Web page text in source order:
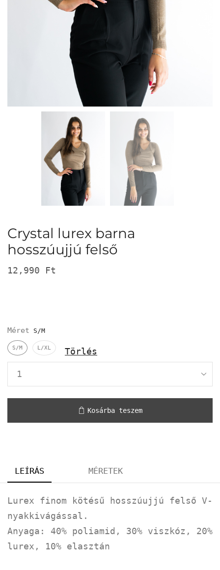
Crystal lurex barna
hosszúujjú felső
12,990 Ft
Méret
S/M L/XL Törlés
Kosárba teszem
LEÍRÁS MÉRETEK
Lurex finom kötésű hosszúujjú felső V-
nyakkivágással.
Anyaga: 40% poliamid, 30% viszkóz, 20%
lurex, 10% elasztán